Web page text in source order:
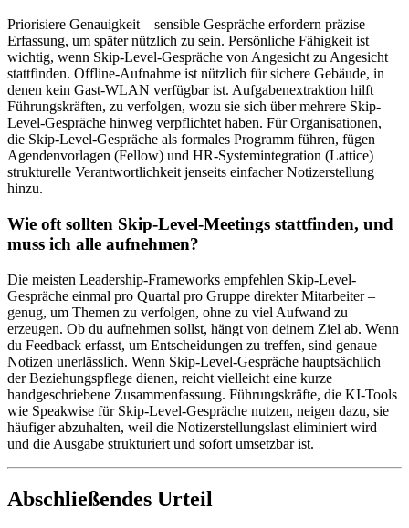
Priorisiere Genauigkeit – sensible Gespräche erfordern präzise
Erfassung, um später nützlich zu sein. Persönliche Fähigkeit ist
wichtig, wenn Skip-Level-Gespräche von Angesicht zu Angesicht
stattfinden. Offline-Aufnahme ist nützlich für sichere Gebäude, in
denen kein Gast-WLAN verfügbar ist. Aufgabenextraktion hilft
Führungskräften, zu verfolgen, wozu sie sich über mehrere Skip-
Level-Gespräche hinweg verpflichtet haben. Für Organisationen,
die Skip-Level-Gespräche als formales Programm führen, fügen
Agendenvorlagen (Fellow) und HR-Systemintegration (Lattice)
strukturelle Verantwortlichkeit jenseits einfacher Notizerstellung
hinzu.
Wie oft sollten Skip-Level-Meetings stattfinden, und
muss ich alle aufnehmen?
Die meisten Leadership-Frameworks empfehlen Skip-Level-
Gespräche einmal pro Quartal pro Gruppe direkter Mitarbeiter –
genug, um Themen zu verfolgen, ohne zu viel Aufwand zu
erzeugen. Ob du aufnehmen sollst, hängt von deinem Ziel ab. Wenn
du Feedback erfasst, um Entscheidungen zu treffen, sind genaue
Notizen unerlässlich. Wenn Skip-Level-Gespräche hauptsächlich
der Beziehungspflege dienen, reicht vielleicht eine kurze
handgeschriebene Zusammenfassung. Führungskräfte, die KI-Tools
wie Speakwise für Skip-Level-Gespräche nutzen, neigen dazu, sie
häufiger abzuhalten, weil die Notizerstellungslast eliminiert wird
und die Ausgabe strukturiert und sofort umsetzbar ist.
Abschließendes Urteil